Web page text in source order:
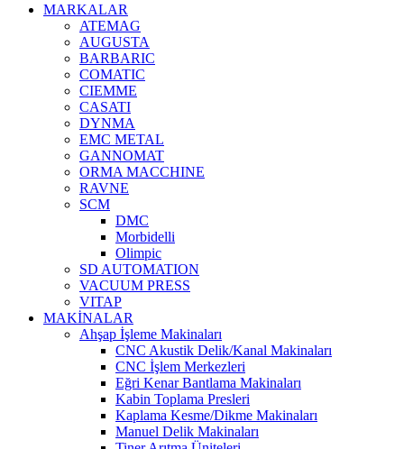
MARKALAR
ATEMAG
AUGUSTA
BARBARIC
COMATIC
CIEMME
CASATI
DYNMA
EMC METAL
GANNOMAT
ORMA MACCHINE
RAVNE
SCM
DMC
Morbidelli
Olimpic
SD AUTOMATION
VACUUM PRESS
VITAP
MAKİNALAR
Ahşap İşleme Makinaları
CNC Akustik Delik/Kanal Makinaları
CNC İşlem Merkezleri
Eğri Kenar Bantlama Makinaları
Kabin Toplama Presleri
Kaplama Kesme/Dikme Makinaları
Manuel Delik Makinaları